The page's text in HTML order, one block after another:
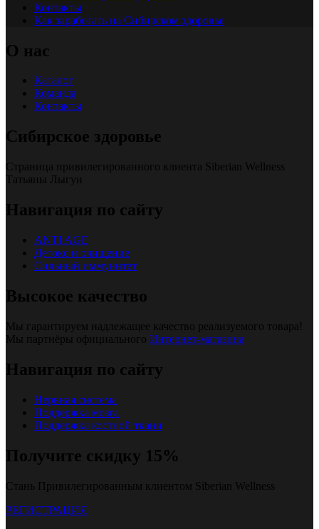
Контакты
Как заработать на Сибирском здоровье
О нас
Каталог
Команда
Контакты
Сибирское здоровье
Страница привилегированного клиента Siberian Wellness
Татьяны Лыгун
Навигация по сайту
ANTI AGE
Детокс и очищение
Сильный иммунитет
Высокое качество
Мы гарантируем надлежащее качество реализуемого товара!
Мы партнёры официального Интернет-магазина
Навигация по сайту
Нервная система
Поддержка мозга
Поддержка костной ткани
Получите скидку 15%
Стань Привилегированным клиентом Siberian Wellness
РЕГИСТРАЦИЯ